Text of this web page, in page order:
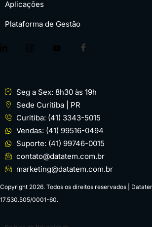
Aplicações
Plataforma de Gestão
Seg a Sex: 8h30 às 19h
Sede Curitiba | PR
Curitiba: (41) 3343-5015
Vendas: (41) 99516-0494
Suporte: (41) 99746-0015
contato@datatem.com.br
marketing@datatem.com.br
Copyright 2026. Todos os direitos reservados |
17.530.505/0001-60.